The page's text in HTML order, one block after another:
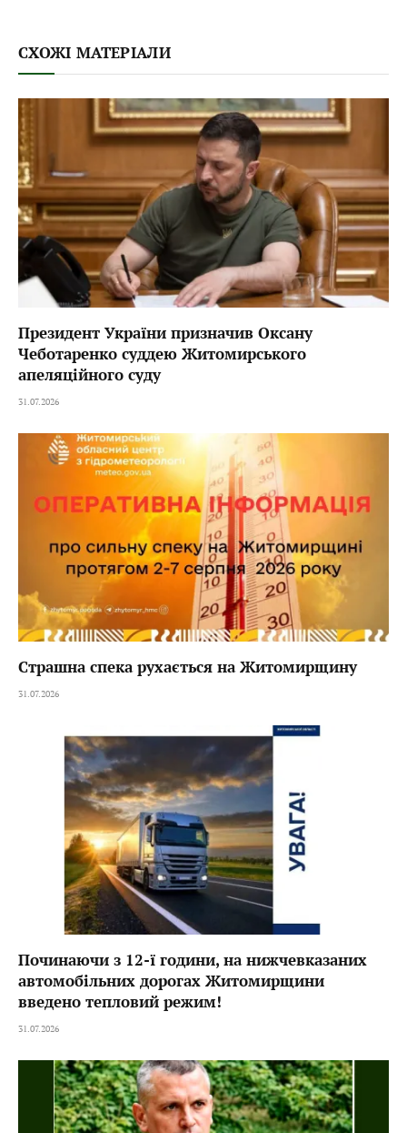
СХОЖІ МАТЕРІАЛИ
Президент України призначив Оксану
Чеботаренко суддею Житомирського
апеляційного суду
31.07.2026
Страшна спека рухається на Житомирщину
31.07.2026
Починаючи з 12-ї години, на нижчевказаних
автомобільних дорогах Житомирщини
введено тепловий режим!
31.07.2026